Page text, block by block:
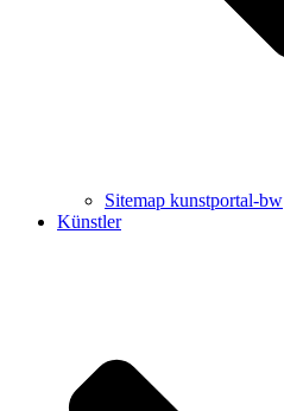
Sitemap kunstportal-bw
Künstler